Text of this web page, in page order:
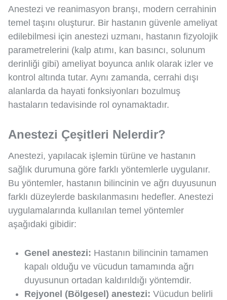
Anestezi ve reanimasyon branşı, modern cerrahinin
temel taşını oluşturur. Bir hastanın güvenle ameliyat
edilebilmesi için anestezi uzmanı, hastanın fizyolojik
parametrelerini (kalp atımı, kan basıncı, solunum
derinliği gibi) ameliyat boyunca anlık olarak izler ve
kontrol altında tutar. Aynı zamanda, cerrahi dışı
alanlarda da hayati fonksiyonları bozulmuş
hastaların tedavisinde rol oynamaktadır.
Anestezi Çeşitleri Nelerdir?
Anestezi, yapılacak işlemin türüne ve hastanın
sağlık durumuna göre farklı yöntemlerle uygulanır.
Bu yöntemler, hastanın bilincinin ve ağrı duyusunun
farklı düzeylerde baskılanmasını hedefler. Anestezi
uygulamalarında kullanılan temel yöntemler
aşağıdaki gibidir:
Genel anestezi: Hastanın bilincinin tamamen
kapalı olduğu ve vücudun tamamında ağrı
duyusunun ortadan kaldırıldığı yöntemdir.
Rejyonel (Bölgesel) anestezi: Vücudun belirli